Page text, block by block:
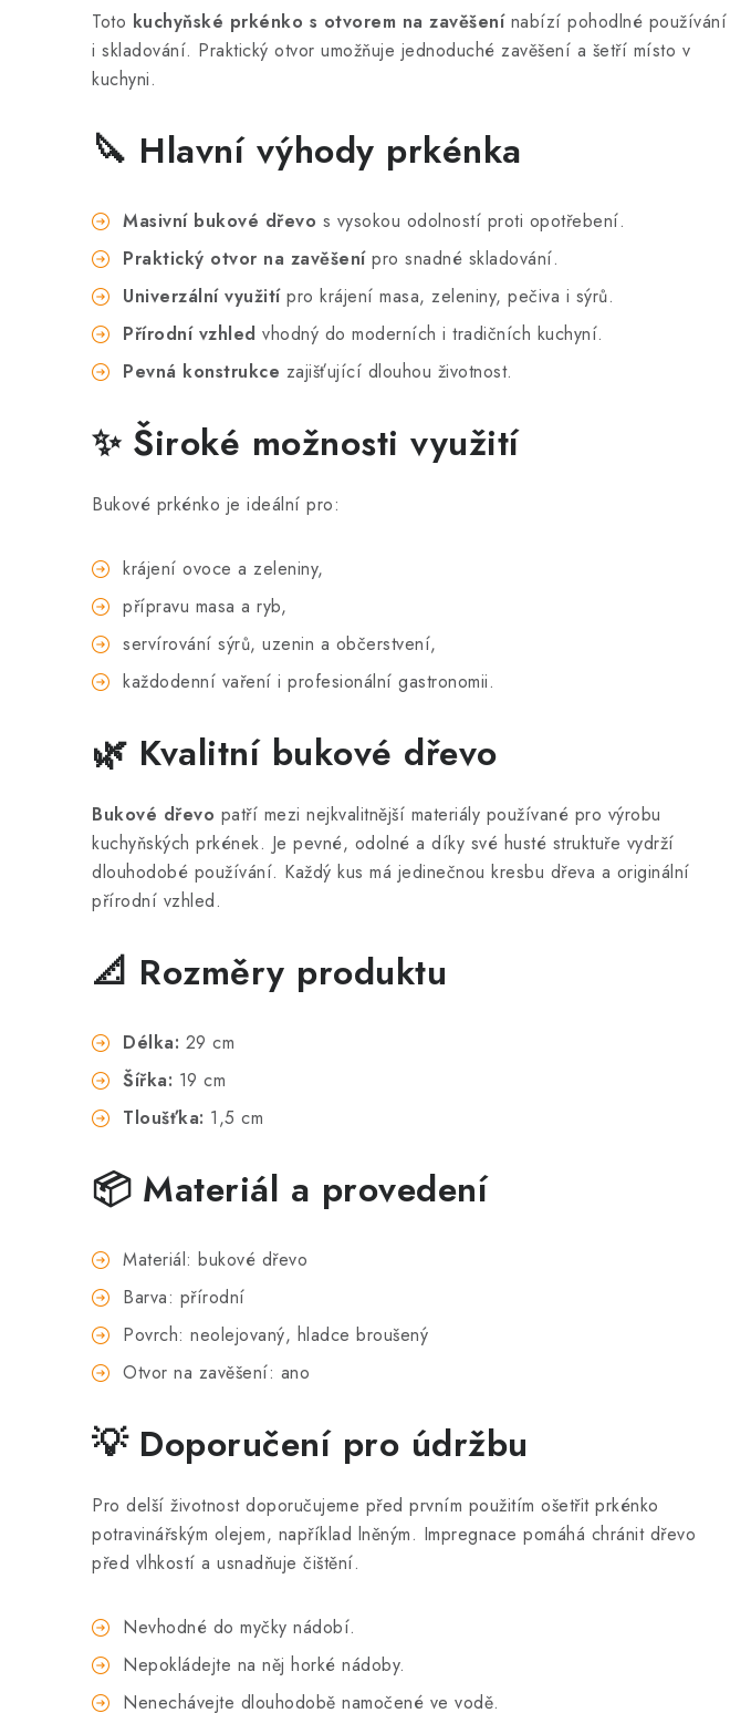
Toto kuchyňské prkénko s otvorem na zavěšenínabízí pohodlné používání
i skladování. Praktický otvor umožňuje jednoduché zavěšení a šetří místo v
kuchyni.
🔪 Hlavní výhody prkénka
Masivní bukové dřevo s vysokou odolností proti opotřebení.
Praktický otvor na zavěšenípro snadné skladování.
Univerzální využitípro krájení masa, zeleniny, pečiva i sýrů.
Přírodní vzhled vhodný do moderních i tradičních kuchyní.
Pevná konstrukce zajišťující dlouhou životnost.
✨ Široké možnosti využití
Bukové prkénko je ideální pro:
krájení ovoce a zeleniny,
přípravu masa a ryb,
servírování sýrů, uzenin a občerstvení,
každodenní vaření i profesionální gastronomii.
🌿 Kvalitní bukové dřevo
Bukové dřevo patří mezi nejkvalitnější materiály používané pro výrobu
kuchyňských prkének. Je pevné, odolné a díky své husté struktuře vydrží
dlouhodobé používání. Každý kus má jedinečnou kresbu dřeva a originální
přírodní vzhled.
📐 Rozměry produktu
Délka: 29 cm
Šířka: 19 cm
Tloušťka: 1,5 cm
📦 Materiál a provedení
Materiál: bukové dřevo
Barva: přírodní
Povrch: neolejovaný, hladce broušený
Otvor na zavěšení: ano
💡 Doporučení pro údržbu
Pro delší životnost doporučujeme před prvním použitím ošetřit prkénko
potravinářským olejem, například lněným. Impregnace pomáhá chránit dřevo
před vlhkostí a usnadňuje čištění.
Nevhodné do myčky nádobí.
Nepokládejte na něj horké nádoby.
Nenechávejte dlouhodobě namočené ve vodě.